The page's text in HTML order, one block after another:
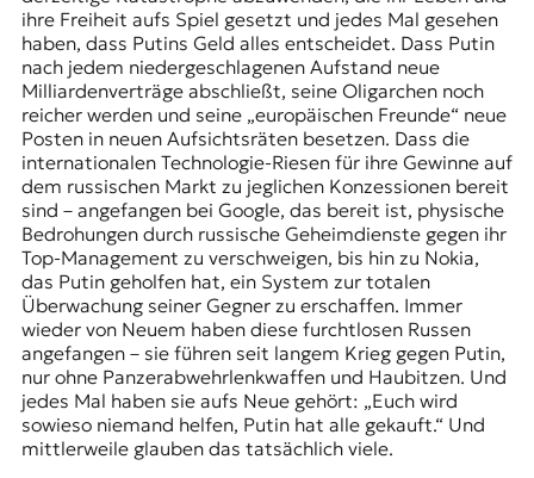
ihre Freiheit aufs Spiel gesetzt und jedes Mal gesehen
haben, dass Putins Geld alles entscheidet. Dass Putin
nach jedem niedergeschlagenen Aufstand neue
Milliardenverträge abschließt, seine Oligarchen noch
reicher werden und seine „europäischen Freunde“ neue
Posten in neuen Aufsichtsräten besetzen. Dass die
internationalen Technologie-Riesen für ihre Gewinne auf
dem russischen Markt zu jeglichen Konzessionen bereit
sind – angefangen bei Google, das bereit ist, physische
Bedrohungen durch russische Geheimdienste gegen ihr
Top-Management zu verschweigen, bis hin zu Nokia,
das Putin geholfen hat, ein System zur totalen
Überwachung seiner Gegner zu erschaffen. Immer
wieder von Neuem haben diese furchtlosen Russen
angefangen – sie führen seit langem Krieg gegen Putin,
nur ohne Panzerabwehrlenkwaffen und Haubitzen. Und
jedes Mal haben sie aufs Neue gehört: „Euch wird
sowieso niemand helfen, Putin hat alle gekauft.“ Und
mittlerweile glauben das tatsächlich viele.